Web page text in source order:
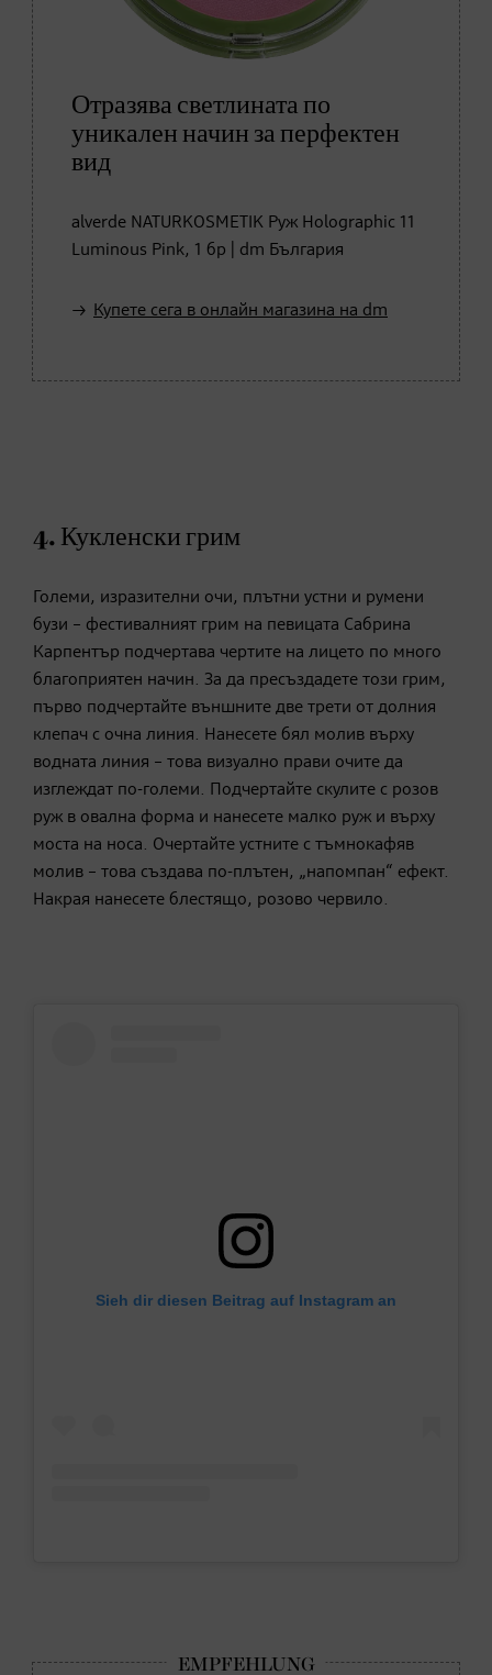
Отразява светлината по
уникален начин за перфектен
вид
alverde NATURKOSMETIK Руж Holographic 11
Luminous Pink, 1 бр | dm България
Купете сега в онлайн магазина на dm
4. Кукленски грим
Големи, изразителни очи, плътни устни и румени
бузи – фестивалният грим на певицата Сабрина
Карпентър подчертава чертите на лицето по много
благоприятен начин. За да пресъздадете този грим,
първо подчертайте външните две трети от долния
клепач с очна линия. Нанесете бял молив върху
водната линия – това визуално прави очите да
изглеждат по-големи. Подчертайте скулите с розов
руж в овална форма и нанесете малко руж и върху
моста на носа. Очертайте устните с тъмнокафяв
молив – това създава по-плътен, „напомпан“ ефект.
Накрая нанесете блестящо, розово червило.
Sieh dir diesen Beitrag auf Instagram an